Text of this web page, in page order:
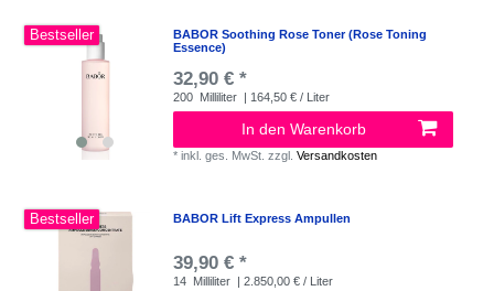
Bestseller
BABOR Soothing Rose Toner (Rose Toning
Essence)
32,90 € *
200 Milliliter | 164,50 € / Liter
In den Warenkorb
*inkl. ges. MwSt. zzgl.Versandkosten
Bestseller BABOR Lift Express Ampullen
39,90 € *
14 Milliliter | 2.850,00 € / Liter